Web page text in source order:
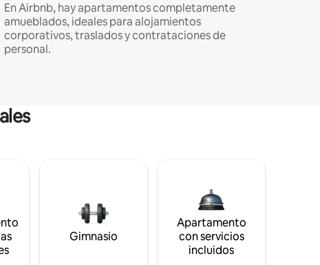
En Airbnb, hay apartamentos completamente
amueblados, ideales para alojamientos
corporativos, traslados y contrataciones de
personal.
Gimnasio
Apartamento
con servicios
incluidos